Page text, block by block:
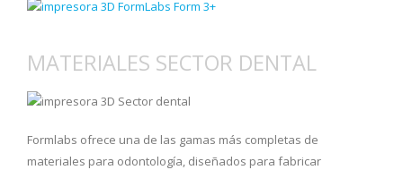
MATERIALES SECTOR DENTAL
Formlabs ofrece una de las gamas más completas de
materiales para odontología, diseñados para fabricar